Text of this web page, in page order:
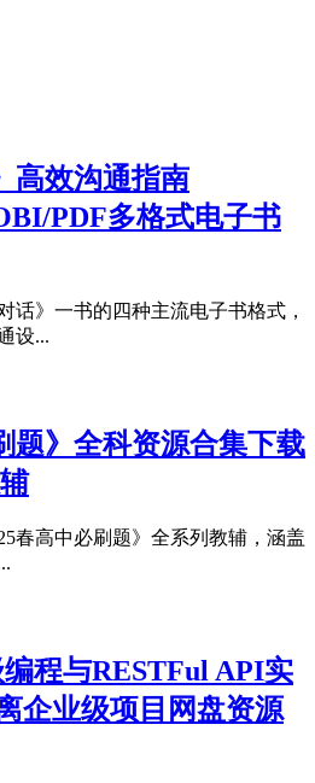
高效沟通指南
PDF多格式电子书
话》一书的四种主流电子书格式，
设...
题》全科资源合集下载
春高中必刷题》全系列教辅，涵盖
程与RESTFul API实
企业级项目网盘资源